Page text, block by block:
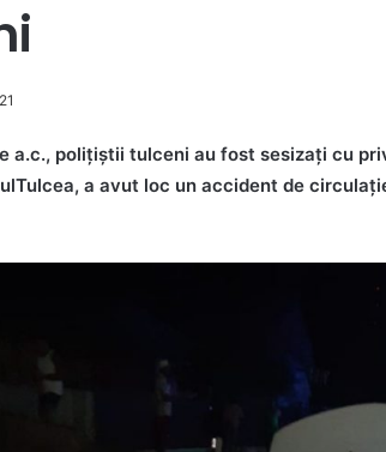
a.c., polițiștii tulceni au fost sesizați cu
a avut loc un accident de